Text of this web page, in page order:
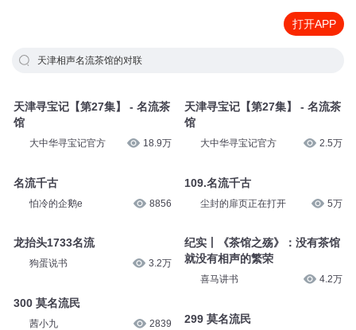
打开APP
天津相声名流茶馆的对联
天津寻宝记【第27集】 - 名流茶
馆
大中华寻宝记官方 18.9万
名流千古
怕冷的企鹅e 8856
龙抬头1733名流
狗蛋说书 3.2万
300 莫名流民
茜小九 2839
天津寻宝记【第27集】 - 名流茶
馆
大中华寻宝记官方 2.5万
109.名流千古
尘封的扉页正在打开 5万
纪实丨《茶馆之殇》：没有茶馆
就没有相声的繁荣
喜马讲书 4.2万
299 莫名流民